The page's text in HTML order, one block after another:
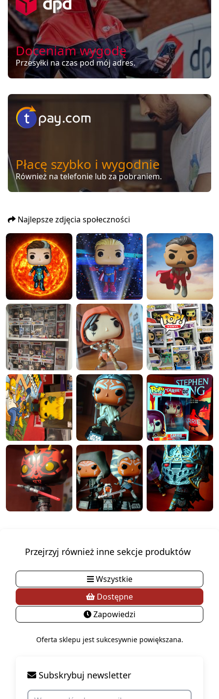
Doceniam wygodę
Przesyłki na czas pod mój adres.
Płacę szybko i wygodnie
Również na telefonie lub za pobraniem.
Najlepsze zdjęcia społeczności
Przejrzyj również inne sekcje produktów
Wszystkie
Dostępne
Zapowiedzi
Oferta sklepu jest sukcesywnie powiększana.
Subskrybuj newsletter